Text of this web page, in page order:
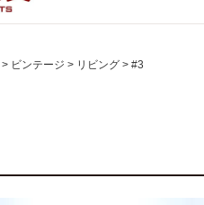
ビンテージ リビング #3